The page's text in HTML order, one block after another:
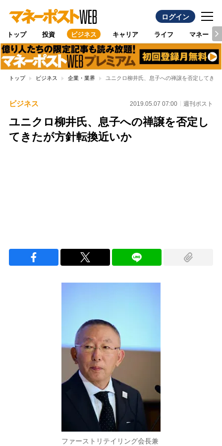
ログイン
トップ 投資 ビジネス キャリア ライフ マネー
トップ ビジネス 企業・業界 ユニクロ柳井氏、息子への禅譲を否定してき
ビジネス 2019.05.07 07:00 週刊ポスト
ユニクロ柳井氏、息子への禅譲を否定し
てきたが方針転換近いか
ファーストリテイリング会長兼